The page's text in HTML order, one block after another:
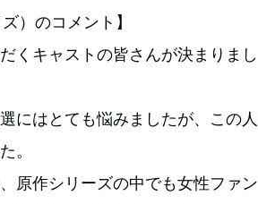
）のコメント】
くキャストの皆さんが決まりまし
にはとても悩みましたが、この人
。
原作シリーズの中でも女性ファン